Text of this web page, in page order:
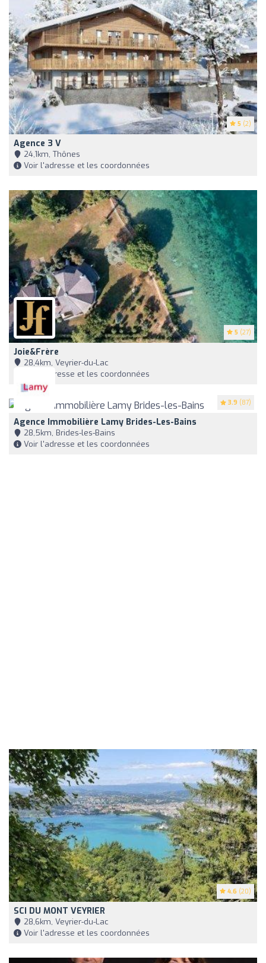
5 (2)
Agence 3 V
24,1km, Thônes
Voir l'adresse et les coordonnées
5 (27)
Joie&Frère
28,4km, Veyrier-du-Lac
Voir l'adresse et les coordonnées
3.9 (87)
Agence Immobilière Lamy Brides-Les-Bains
28,5km, Brides-les-Bains
Voir l'adresse et les coordonnées
4.6 (20)
SCI DU MONT VEYRIER
28,6km, Veyrier-du-Lac
Voir l'adresse et les coordonnées